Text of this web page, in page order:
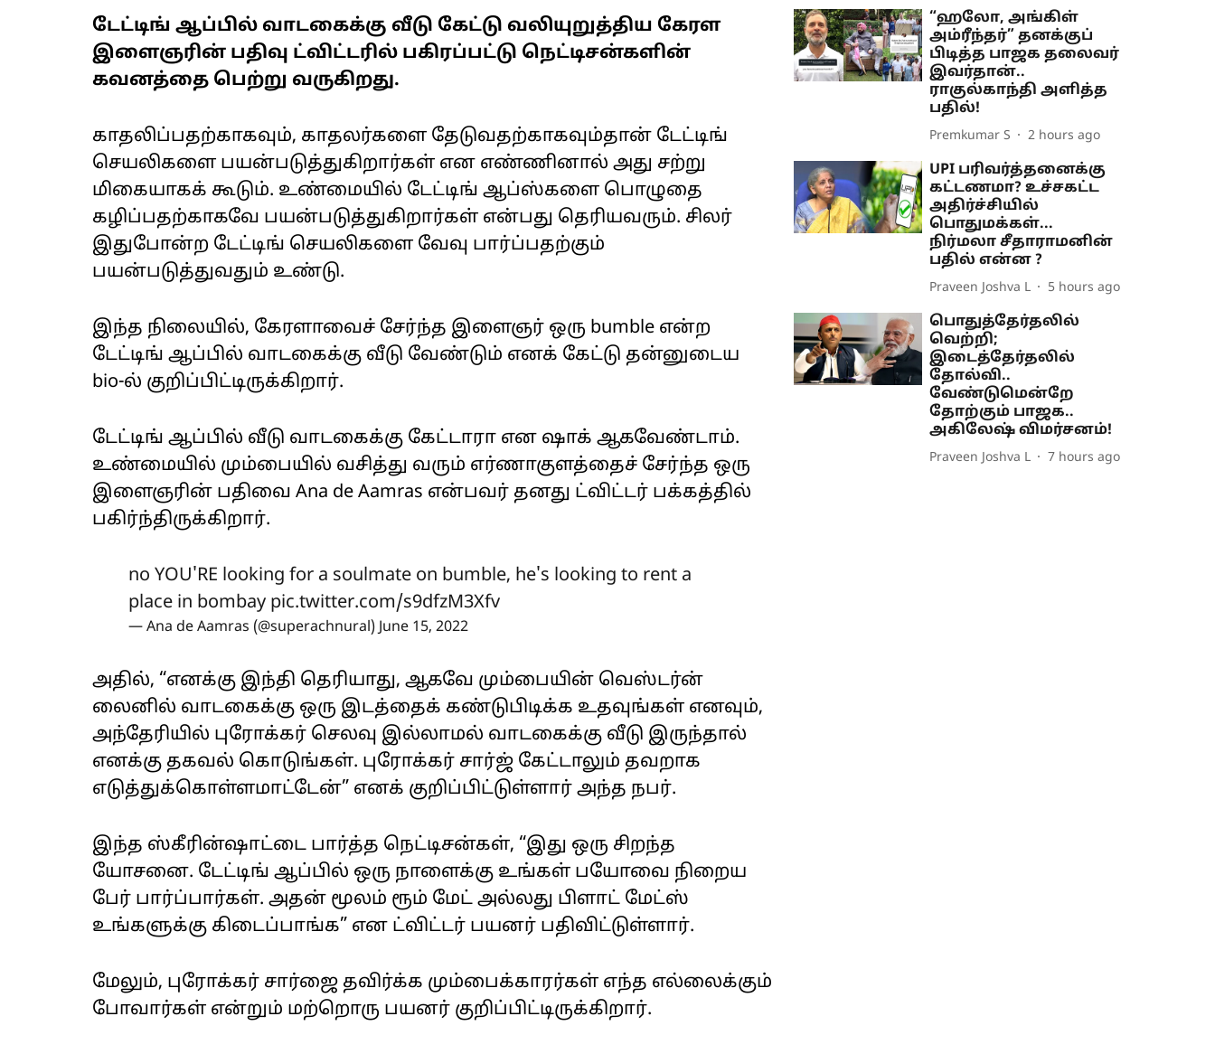
டேட்டிங் ஆப்பில் வாடகைக்கு வீடு கேட்டு வலியுறுத்திய கேரள
இளைஞரின் பதிவு ட்விட்டரில் பகிரப்பட்டு நெட்டிசன்களின்
கவனத்தை பெற்று வருகிறது.
காதலிப்பதற்காகவும், காதலர்களை தேடுவதற்காகவும்தான் டேட்டிங்
செயலிகளை பயன்படுத்துகிறார்கள் என எண்ணினால் அது சற்று
மிகையாகக் கூடும். உண்மையில் டேட்டிங் ஆப்ஸ்களை பொழுதை
கழிப்பதற்காகவே பயன்படுத்துகிறார்கள் என்பது தெரியவரும். சிலர்
இதுபோன்ற டேட்டிங் செயலிகளை வேவு பார்ப்பதற்கும்
பயன்படுத்துவதும் உண்டு.
இந்த நிலையில், கேரளாவைச் சேர்ந்த இளைஞர் ஒரு bumble என்ற
டேட்டிங் ஆப்பில் வாடகைக்கு வீடு வேண்டும் எனக் கேட்டு தன்னுடைய
bio-ல் குறிப்பிட்டிருக்கிறார்.
டேட்டிங் ஆப்பில் வீடு வாடகைக்கு கேட்டாரா என ஷாக் ஆகவேண்டாம்.
உண்மையில் மும்பையில் வசித்து வரும் எர்ணாகுளத்தைச் சேர்ந்த ஒரு
இளைஞரின் பதிவை Ana de Aamras என்பவர் தனது ட்விட்டர் பக்கத்தில்
பகிர்ந்திருக்கிறார்.
no YOU'RE looking for a soulmate on bumble, he's looking to rent a
place in bombay pic.twitter.com/s9dfzM3Xfv
— Ana de Aamras (@superachnural)June 15, 2022
அதில், “எனக்கு இந்தி தெரியாது, ஆகவே மும்பையின் வெஸ்டர்ன்
லைனில் வாடகைக்கு ஒரு இடத்தைக் கண்டுபிடிக்க உதவுங்கள் எனவும்,
அந்தேரியில் புரோக்கர் செலவு இல்லாமல் வாடகைக்கு வீடு இருந்தால்
எனக்கு தகவல் கொடுங்கள். புரோக்கர் சார்ஜ் கேட்டாலும் தவறாக
எடுத்துக்கொள்ளமாட்டேன்” எனக் குறிப்பிட்டுள்ளார் அந்த நபர்.
இந்த ஸ்கீரின்ஷாட்டை பார்த்த நெட்டிசன்கள், “இது ஒரு சிறந்த
யோசனை. டேட்டிங் ஆப்பில் ஒரு நாளைக்கு உங்கள் பயோவை நிறைய
பேர் பார்ப்பார்கள். அதன் மூலம் ரூம் மேட் அல்லது பிளாட் மேட்ஸ்
உங்களுக்கு கிடைப்பாங்க” என ட்விட்டர் பயனர் பதிவிட்டுள்ளார்.
மேலும், புரோக்கர் சார்ஜை தவிர்க்க மும்பைக்காரர்கள் எந்த எல்லைக்கும்
போவார்கள் என்றும் மற்றொரு பயனர் குறிப்பிட்டிருக்கிறார்.
“ஹலோ, அங்கிள்
அம்ரீந்தர்” தனக்குப்
பிடித்த பாஜக தலைவர்
இவர்தான்..
ராகுல்காந்தி அளித்த
பதில்!
Premkumar S 2 hours ago
UPI பரிவர்த்தனைக்கு
கட்டணமா? உச்சகட்ட
அதிர்ச்சியில்
பொதுமக்கள்...
நிர்மலா சீதாராமனின்
பதில் என்ன ?
Praveen Joshva L 5 hours ago
பொதுத்தேர்தலில்
வெற்றி;
இடைத்தேர்தலில்
தோல்வி..
வேண்டுமென்றே
தோற்கும் பாஜக..
அகிலேஷ் விமர்சனம்!
Praveen Joshva L 7 hours ago